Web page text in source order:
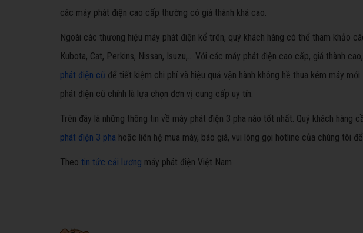
các máy phát điện cao cấp thường có giá thành khá cao.
Ngoài các thương hiệu máy phát điện kể trên, quý khách hàng có thể tham khảo
Kubota, Cat, Perkins, Nissan, Isuzu,… Với các máy phát điện cao cấp, giá thành
phát điện cũ để tiết kiệm chi phí và hiệu quả vận hành không hề thua kém máy
phát điện cũ chính là lựa chọn đơn vị cung cấp uy tín.
Trên đây là những thông tin về máy phát điện 3 pha nào tốt nhất. Quý khách hàng
phát điện 3 pha hoặc liên hệ mua máy, báo giá, vui lòng gọi hotline của chúng tôi
Theo tin tức cải lương máy phát điện Việt Nam